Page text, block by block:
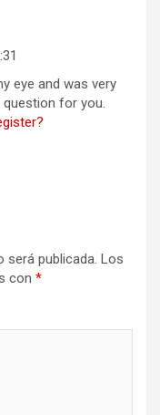
eye and was very
question for you.
será publicada. Los
con *